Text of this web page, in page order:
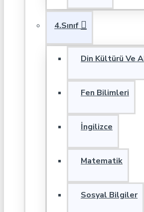
4.Sınıf
Din Kültürü Ve
Fen Bilimleri
İngilizce
Matematik
Sosyal Bilgiler